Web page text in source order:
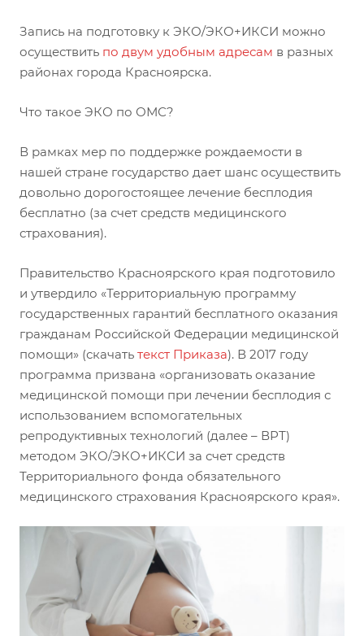
Запись на подготовку к ЭКО/ЭКО+ИКСИ можно
осуществить по двум удобным адресам в разных
районах города Красноярска.
Что такое ЭКО по ОМС?
В рамках мер по поддержке рождаемости в
нашей стране государство дает шанс осуществить
довольно дорогостоящее лечение бесплодия
бесплатно (за счет средств медицинского
страхования).
Правительство Красноярского края подготовило
и утвердило «Территориальную программу
государственных гарантий бесплатного оказания
гражданам Российской Федерации медицинской
помощи» (скачать текст Приказа). В 2017 году
программа призвана «организовать оказание
медицинской помощи при лечении бесплодия с
использованием вспомогательных
репродуктивных технологий (далее – ВРТ)
методом ЭКО/ЭКО+ИКСИ за счет средств
Территориального фонда обязательного
медицинского страхования Красноярского края».